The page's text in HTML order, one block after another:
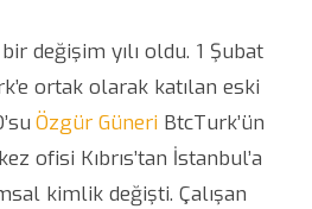
değişim yılı oldu. 1 Şubat
ortak olarak katılan eski
Özgür Güneri BtcTurk’ün
ofisi Kıbrıs’tan İstanbul’a
kimlik değişti. Çalışan